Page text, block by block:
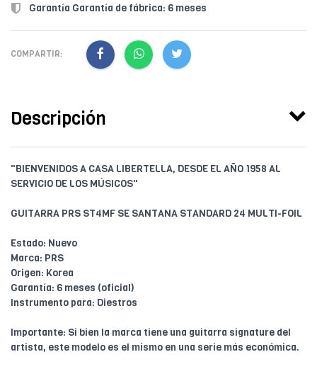
Garantía Garantía de fábrica: 6 meses
COMPARTIR:
Descripción
"BIENVENIDOS A CASA LIBERTELLA, DESDE EL AÑO 1958 AL
SERVICIO DE LOS MÚSICOS"
GUITARRA PRS ST4MF SE SANTANA STANDARD 24 MULTI-FOIL
Estado: Nuevo
Marca: PRS
Origen: Korea
Garantía: 6 meses (oficial)
Instrumento para: Diestros
Importante: Si bien la marca tiene una guitarra signature del
artista, este modelo es el mismo en una serie más económica.